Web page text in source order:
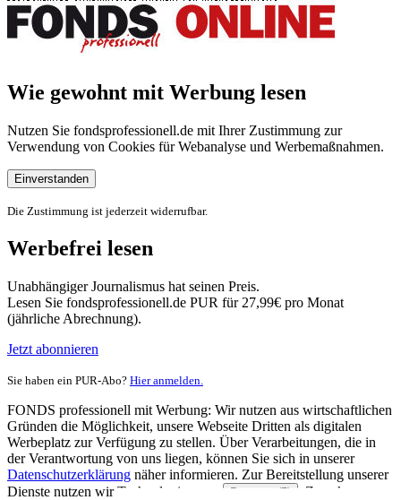
Wie gewohnt mit Werbung lesen
Nutzen Sie fondsprofessionell.de mit Ihrer Zustimmung zur
Verwendung von Cookies für Webanalyse und Werbemaßnahmen.
Einverstanden
Die Zustimmung ist jederzeit widerrufbar.
Werbefrei lesen
Unabhängiger Journalismus hat seinen Preis.
Lesen Sie fondsprofessionell.de PUR für 27,99€ pro Monat
(jährliche Abrechnung).
Jetzt abonnieren
Sie haben ein PUR-Abo? Hier anmelden.
FONDS professionell mit Werbung: Wir nutzen aus wirtschaftlichen
Gründen die Möglichkeit, unsere Webseite Dritten als digitalen
Werbeplatz zur Verfügung zu stellen. Über Verarbeitungen, die in
der Verantwortung von uns liegen, können Sie sich in unserer
Datenschutzerklärung näher informieren. Zur Bereitstellung unserer
Dienste nutzen wir Technologien von
Partnern (5)
. Zwecke: